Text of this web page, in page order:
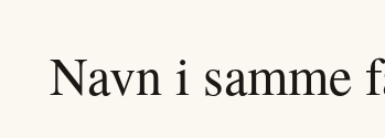
Navn i samme